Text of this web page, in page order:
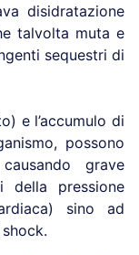
disidratazione
talvolta muta e
sequestri di
e l’accumulo di
possono
grave
della pressione
sino ad